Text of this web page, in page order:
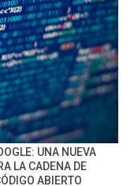
UNA NUEVA
LA CADENA DE
ABIERTO